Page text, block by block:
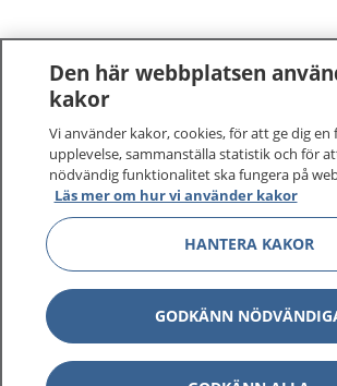
Den här webbplatsen
kakor
Vi använder kakor, cookies, för att ge dig
upplevelse, sammanställa statistik och för
nödvändig funktionalitet ska fungera på
Läs mer om hur vi använder kakor
HANTERA KAKOR
GODKÄNN